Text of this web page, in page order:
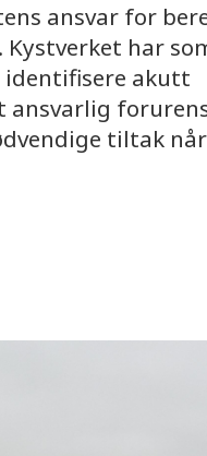
ansvar for
har
identifisere akutt
ansvarlig
tiltak